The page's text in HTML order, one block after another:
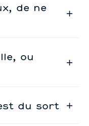
de ne
ou
du sort